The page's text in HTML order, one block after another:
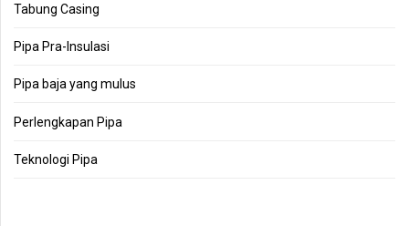
Tabung Casing
Pipa Pra-Insulasi
Pipa baja yang mulus
Perlengkapan Pipa
Teknologi Pipa